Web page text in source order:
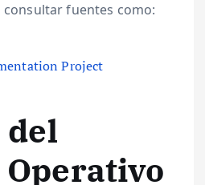
consultar fuentes como:
Project